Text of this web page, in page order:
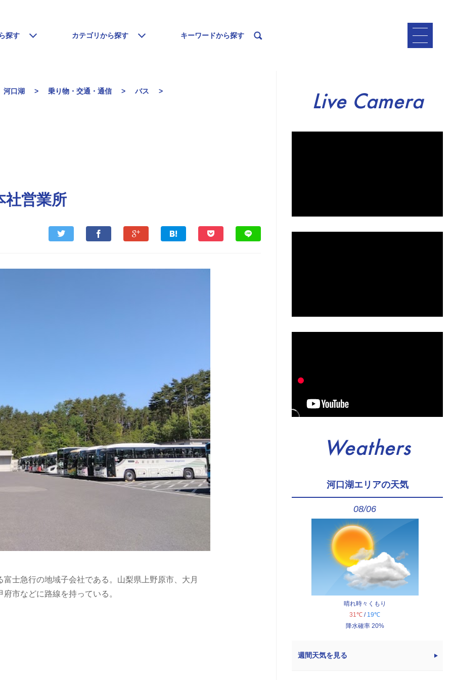
探す カテゴリから探す キーワードから探す
河口湖 乗り物・交通・通信 バス
社営業所
士急行の地域子会社である。山梨県上野原市、大月
市などに路線を持っている。
Live Camera
Weathers
河口湖エリアの天気
08/06
晴れ時々くもり
31℃ / 19℃
降水確率 20%
週間天気を見る